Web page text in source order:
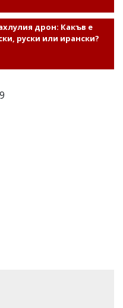
дрон: Какъв е
руски или ирански?